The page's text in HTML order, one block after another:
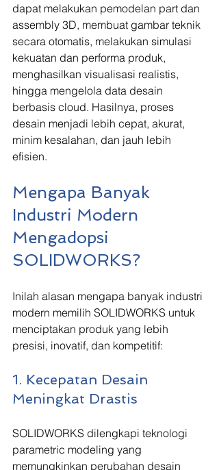
dapat melakukan pemodelan part dan
assembly 3D, membuat gambar teknik
secara otomatis, melakukan simulasi
kekuatan dan performa produk,
menghasilkan visualisasi realistis,
hingga mengelola data desain
berbasis cloud. Hasilnya, proses
desain menjadi lebih cepat, akurat,
minim kesalahan, dan jauh lebih
efisien.
Mengapa Banyak
Industri Modern
Mengadopsi
SOLIDWORKS?
Inilah alasan mengapa banyak industri
modern memilih SOLIDWORKS untuk
menciptakan produk yang lebih
presisi, inovatif, dan kompetitif:
1. Kecepatan Desain
Meningkat Drastis
SOLIDWORKS dilengkapi teknologi
parametric modeling yang
memungkinkan perubahan desain